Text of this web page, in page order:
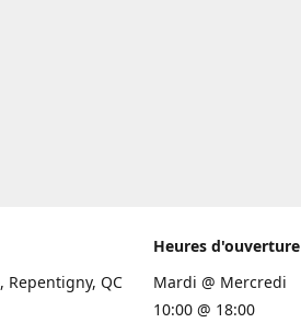
Repentigny, QC
Heures d'ouverture
Mardi @ Mercredi
10:00 @ 18:00